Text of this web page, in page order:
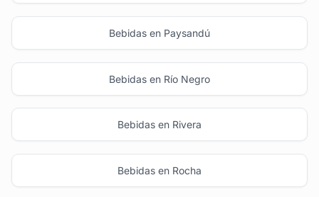
Bebidas en Paysandú
Bebidas en Río Negro
Bebidas en Rivera
Bebidas en Rocha